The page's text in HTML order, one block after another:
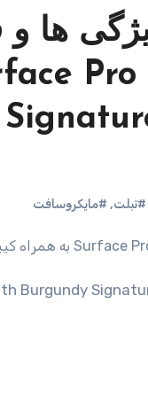
ها و
#تبلت, #مایکروسافت
Burgundy